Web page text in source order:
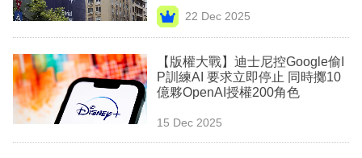
閱
區
22 Dec 2025
【版權大戰】迪士尼控Google偷I
P訓練AI 要求立即停止 同時擲10
億夥OpenAI授權200角色
15 Dec 2025